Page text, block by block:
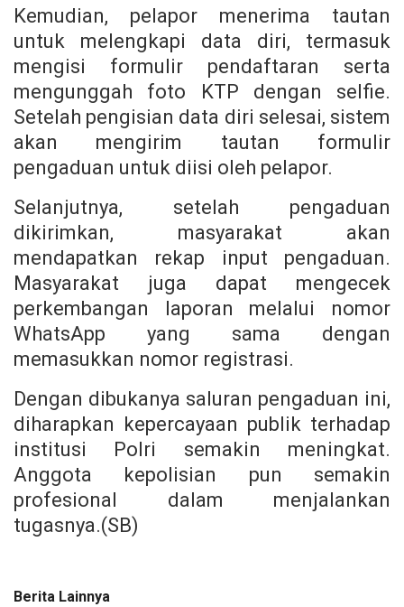
Kemudian, pelapor menerima tautan
untuk melengkapi data diri, termasuk
mengisi formulir pendaftaran serta
mengunggah foto KTP dengan selfie.
Setelah pengisian data diri selesai, sistem
akan mengirim tautan formulir
pengaduan untuk diisi oleh pelapor.
Selanjutnya, setelah pengaduan
dikirimkan, masyarakat akan
mendapatkan rekap input pengaduan.
Masyarakat juga dapat mengecek
perkembangan laporan melalui nomor
WhatsApp yang sama dengan
memasukkan nomor registrasi.
Dengan dibukanya saluran pengaduan ini,
diharapkan kepercayaan publik terhadap
institusi Polri semakin meningkat.
Anggota kepolisian pun semakin
profesional dalam menjalankan
tugasnya.(SB)
Berita Lainnya